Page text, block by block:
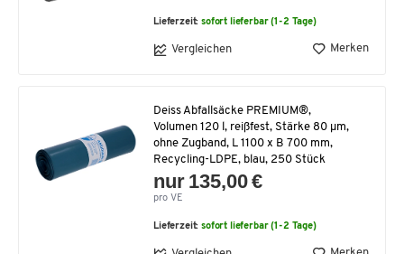
Lieferzeit:sofort lieferbar (1-2 Tage)
Vergleichen Merken
Deiss Abfallsäcke PREMIUM®,
Volumen 120 l, reißfest, Stärke 80 µm,
ohne Zugband, L 1100 x B 700 mm,
Recycling-LDPE, blau, 250 Stück
nur 135,00 €
pro VE
Lieferzeit:sofort lieferbar (1-2 Tage)